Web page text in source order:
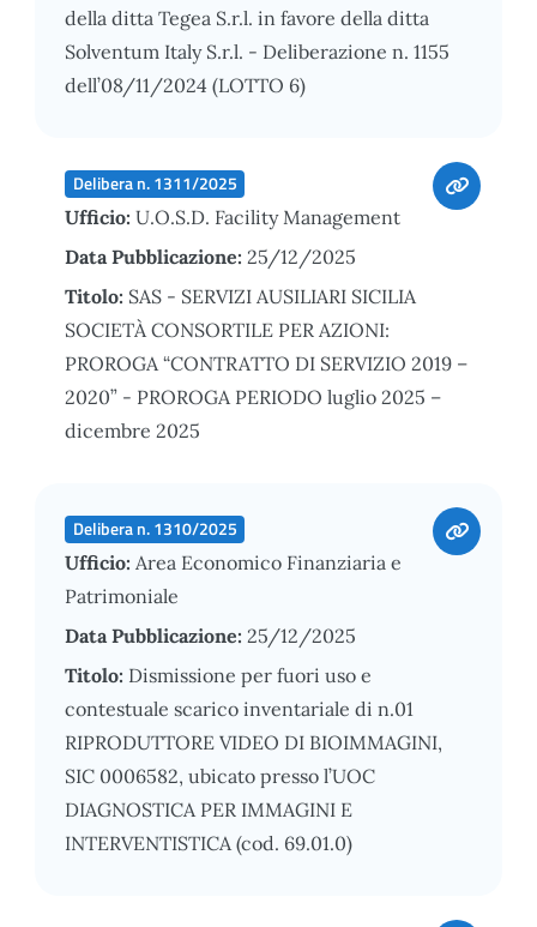
della ditta Tegea S.r.l. in favore della ditta
Solventum Italy S.r.l. - Deliberazione n. 1155
dell’08/11/2024 (LOTTO 6)
Delibera n. 1311/2025
Ufficio: U.O.S.D. Facility Management
Data Pubblicazione: 25/12/2025
Titolo: SAS - SERVIZI AUSILIARI SICILIA
SOCIETÀ CONSORTILE PER AZIONI:
PROROGA “CONTRATTO DI SERVIZIO 2019 –
2020” - PROROGA PERIODO luglio 2025 –
dicembre 2025
Delibera n. 1310/2025
Ufficio: Area Economico Finanziaria e
Patrimoniale
Data Pubblicazione: 25/12/2025
Titolo: Dismissione per fuori uso e
contestuale scarico inventariale di n.01
RIPRODUTTORE VIDEO DI BIOIMMAGINI,
SIC 0006582, ubicato presso l’UOC
DIAGNOSTICA PER IMMAGINI E
INTERVENTISTICA (cod. 69.01.0)